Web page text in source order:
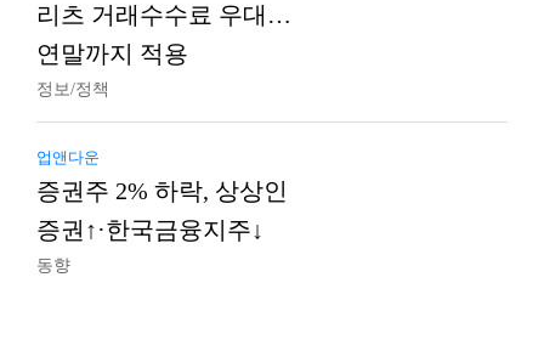
리츠 거래수수료 우대…
연말까지 적용
정보/정책
업앤다운
증권주 2% 하락, 상상인
증권↑·한국금융지주↓
동향